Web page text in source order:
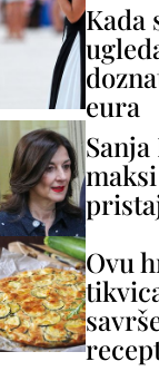
Kada
eura
Ovu